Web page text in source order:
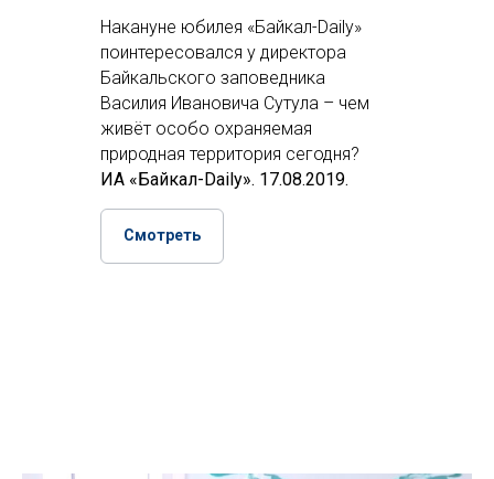
Накануне юбилея «Байкал-Daily»
поинтересовался у директора
Байкальского заповедника
Василия Ивановича Сутула – чем
живёт особо охраняемая
природная территория сегодня?
ИА «Байкал-Daily». 17.08.2019.
Смотреть